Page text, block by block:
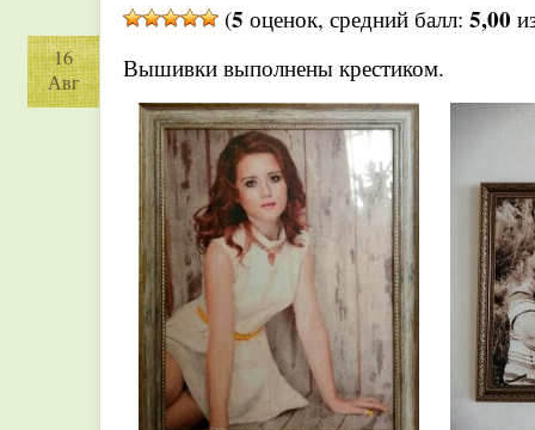
(5 оценок, средний балл: 5,00
16
Авг
Вышивки выполнены крестиком.